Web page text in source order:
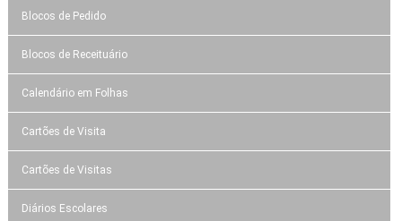
Blocos de Pedido
Blocos de Receituário
Calendário em Folhas
Cartões de Visita
Cartões de Visitas
Diários Escolares